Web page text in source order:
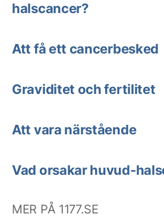
halscancer?
Att få ett cancerbesked
Graviditet och fertilitet
Att vara närstående
Vad orsakar huvud-
MER PÅ 1177.SE